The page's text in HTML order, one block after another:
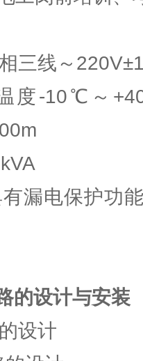
三线～
度-10℃～
漏电保护功
的设计与安装
设计